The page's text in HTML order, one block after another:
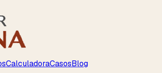
CalculadoraCasosBlog